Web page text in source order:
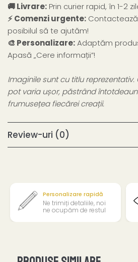
🚚 Livrare: Prin curier rapid, în 1-2
⚡ Comenzi urgente:
posibilul să te ajutăm!
🎨 Personalizare:Adaptăm
Apasă „Cere informații”!
Imaginile sunt cu titlu
pot varia ușor, păstrând
frumusețea fiecărei creații.
Review-uri (0)
Personalizare rapidă
Ne trimiți detaliile, noi
ne ocupăm de restul